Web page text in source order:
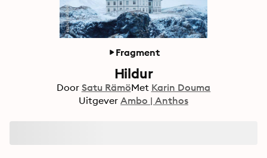
Fragment
Hildur
Door Satu RämöMet Karin Douma
Uitgever Ambo | Anthos